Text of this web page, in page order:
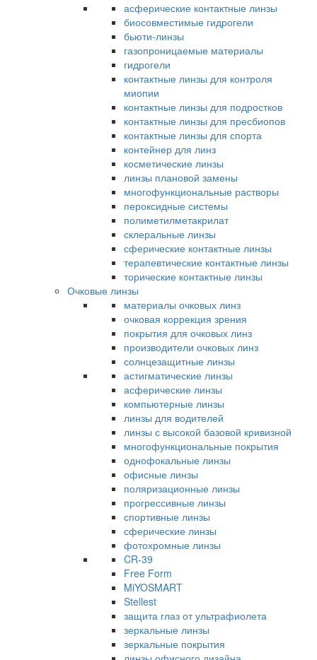
асферические контактные линзы
биосовместимые гидрогели
бьюти-линзы
газопроницаемые материалы
гидрогели
контактные линзы для контроля
миопии
контактные линзы для подростков
контактные линзы для пресбиопов
контактные линзы для спорта
контейнер для линз
косметические линзы
линзы плановой замены
многофункциональные растворы
пероксидные системы
полиметилметакрилат
склеральные линзы
сферические контактные линзы
терапевтические контактные линзы
торические контактные линзы
Очковые линзы
материалы очковых линз
очковая коррекция зрения
покрытия для очковых линз
производители очковых линз
солнцезащитные линзы
астигматические линзы
асферические линзы
компьютерные линзы
линзы для водителей
линзы с высокой базовой кривизной
многофункциональные покрытия
однофокальные линзы
офисные линзы
поляризационные линзы
прогрессивные линзы
спортивные линзы
сферические линзы
фотохромные линзы
CR-39
Free Form
MiYOSMART
Stellest
защита глаз от ультрафиолета
зеркальные линзы
зеркальные покрытия